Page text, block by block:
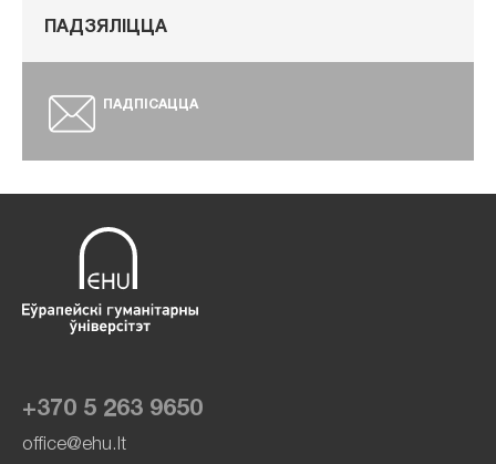
ПАДЗЯЛІЦЦА
ПАДПІСАЦЦА
+370 5 263 9650
office@ehu.lt